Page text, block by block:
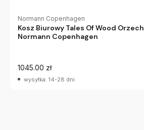
Normann Copenhagen
Kosz Biurowy Tales Of Wood Orzech
Normann Copenhagen
1045.00 zł
wysyłka: 14-28 dni